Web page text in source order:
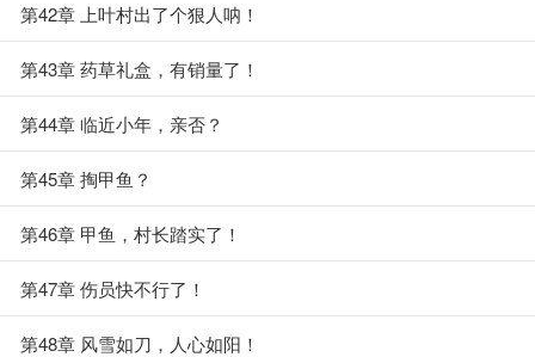
第42章 上叶村出了个狠人呐！
第43章 药草礼盒，有销量了！
第44章 临近小年，亲否？
第45章 掏甲鱼？
第46章 甲鱼，村长踏实了！
第47章 伤员快不行了！
第48章 风雪如刀，人心如阳！